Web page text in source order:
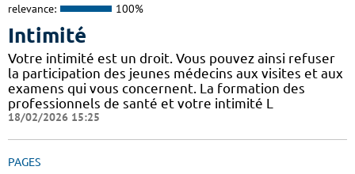
relevance: 100%
Intimité
Votre intimité est un droit. Vous pouvez ainsi refuser
la participation des jeunes médecins aux visites et aux
examens qui vous concernent. La formation des
professionnels de santé et votre intimité L
18/02/2026 15:25
PAGES